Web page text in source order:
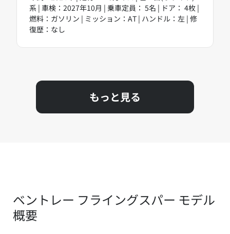
系 | 車検：2027年10月 | 乗車定員： 5名 | ドア： 4枚 |
燃料：ガソリン | ミッション：AT | ハンドル：左 | 修
復歴：なし
もっと見る
ベントレー フライングスパー モデル
概要